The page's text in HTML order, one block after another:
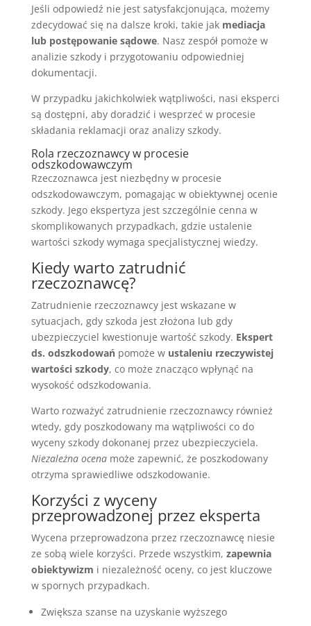
Jeśli odpowiedź nie jest satysfakcjonująca, możemy
zdecydować się na dalsze kroki, takie jak mediacja
lub postępowanie sądowe. Nasz zespół pomoże w
analizie szkody i przygotowaniu odpowiedniej
dokumentacji.
W przypadku jakichkolwiek wątpliwości, nasi eksperci
są dostępni, aby doradzić i wesprzeć w procesie
składania reklamacji oraz analizy szkody.
Rola rzeczoznawcy w procesie
odszkodowawczym
Rzeczoznawca jest niezbędny w procesie
odszkodowawczym, pomagając w obiektywnej ocenie
szkody. Jego ekspertyza jest szczególnie cenna w
skomplikowanych przypadkach, gdzie ustalenie
wartości szkody wymaga specjalistycznej wiedzy.
Kiedy warto zatrudnić
rzeczoznawcę?
Zatrudnienie rzeczoznawcy jest wskazane w
sytuacjach, gdy szkoda jest złożona lub gdy
ubezpieczyciel kwestionuje wartość szkody. Ekspert
ds. odszkodowańpomoże w ustaleniu rzeczywistej
wartości szkody, co może znacząco wpłynąć na
wysokość odszkodowania.
Warto rozważyć zatrudnienie rzeczoznawcy również
wtedy, gdy poszkodowany ma wątpliwości co do
wyceny szkody dokonanej przez ubezpieczyciela.
Niezależna ocenamoże zapewnić, że poszkodowany
otrzyma sprawiedliwe odszkodowanie.
Korzyści z wyceny
przeprowadzonej przez eksperta
Wycena przeprowadzona przez rzeczoznawcę niesie
ze sobą wiele korzyści. Przede wszystkim, zapewnia
obiektywizm i niezależność oceny, co jest kluczowe
w spornych przypadkach.
Zwiększa szanse na uzyskanie wyższego